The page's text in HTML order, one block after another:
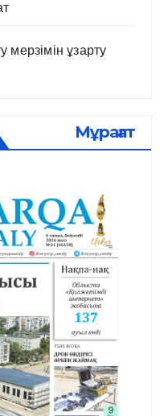
мерзімін ұзарту
Мұрағат